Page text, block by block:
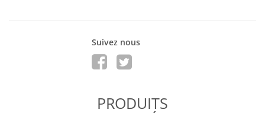
Suivez nous
PRODUITS